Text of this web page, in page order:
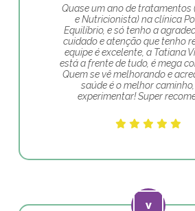
Quase um ano de tratamentos
e Nutricionista) na clínica
Equilíbrio, e só tenho a
cuidado e atenção que tenho
equipe é excelente, a Tatiana
está a frente de tudo, é mega
Quem se vê melhorando e
saúde é o melhor
experimentar! Super